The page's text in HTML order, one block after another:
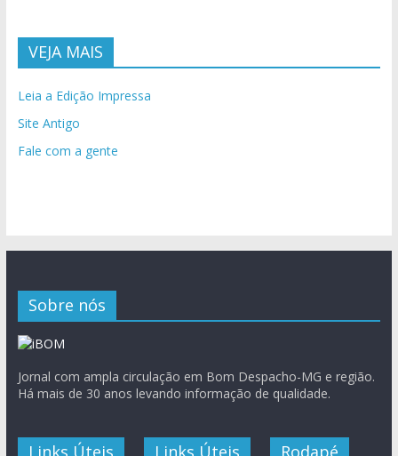
VEJA MAIS
Leia a Edição Impressa
Site Antigo
Fale com a gente
Sobre nós
Jornal com ampla circulação em Bom Despacho-MG e região.
Há mais de 30 anos levando informação de qualidade.
Links Úteis Links Úteis Rodapé